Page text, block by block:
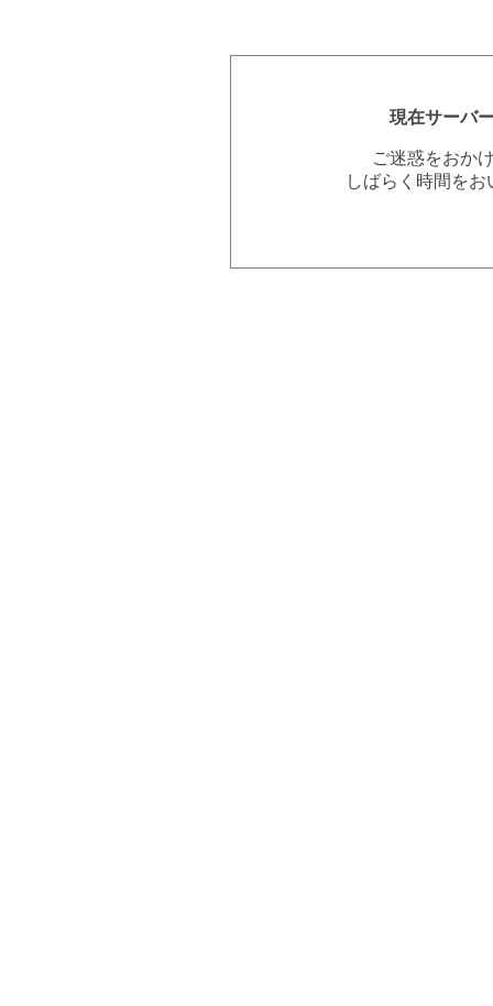
現在サーバ
ご迷惑をおか
しばらく時間を